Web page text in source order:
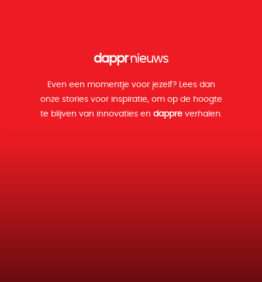
dappr.nieuws
Even een momentje voor jezelf? Lees dan
onze stories voor inspiratie, om op de hoogte
te blijven van innovaties en dappreverhalen.